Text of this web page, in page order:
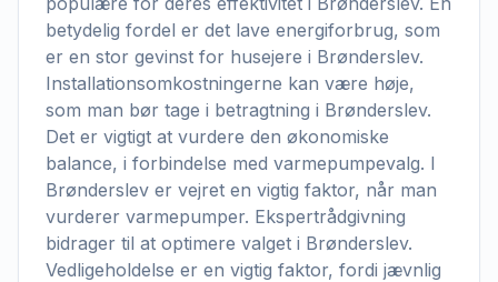
betydelig fordel er det lave energiforbrug, som
er en stor gevinst for husejere i Brønderslev.
Installationsomkostningerne kan være høje,
som man bør tage i betragtning i Brønderslev.
Det er vigtigt at vurdere den økonomiske
balance, i forbindelse med varmepumpevalg. I
Brønderslev er vejret en vigtig faktor, når man
vurderer varmepumper. Ekspertrådgivning
bidrager til at optimere valget i Brønderslev.
Vedligeholdelse er en vigtig faktor, fordi jævnlig